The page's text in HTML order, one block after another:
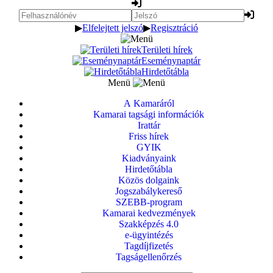
▶Elfelejtett jelszó▶Regisztráció
Területi hírek
Eseménynaptár
Hirdetőtábla
Menü
A Kamaráról
Kamarai tagsági információk
Irattár
Friss hírek
GYIK
Kiadványaink
Hirdetőtábla
Közös dolgaink
Jogszabálykereső
SZEBB-program
Kamarai kedvezmények
Szakképzés 4.0
e-ügyintézés
Tagdíjfizetés
Tagságellenőrzés